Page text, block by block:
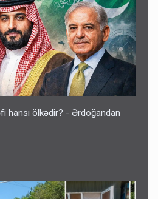
hansı ölkədir? - Ərdoğandan